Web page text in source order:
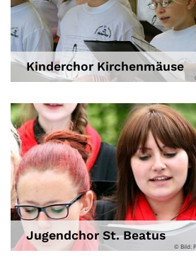
Kinderchor Kirchenmäuse
Jugendchor St. Beatus
© Bild: